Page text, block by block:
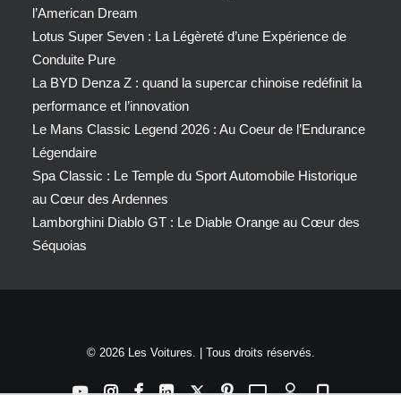
l’American Dream
Lotus Super Seven : La Légèreté d’une Expérience de
Conduite Pure
La BYD Denza Z : quand la supercar chinoise redéfinit la
performance et l’innovation
Le Mans Classic Legend 2026 : Au Coeur de l’Endurance
Légendaire
Spa Classic : Le Temple du Sport Automobile Historique
au Cœur des Ardennes
Lamborghini Diablo GT : Le Diable Orange au Cœur des
Séquoias
© 2026 Les Voitures. | Tous droits réservés.